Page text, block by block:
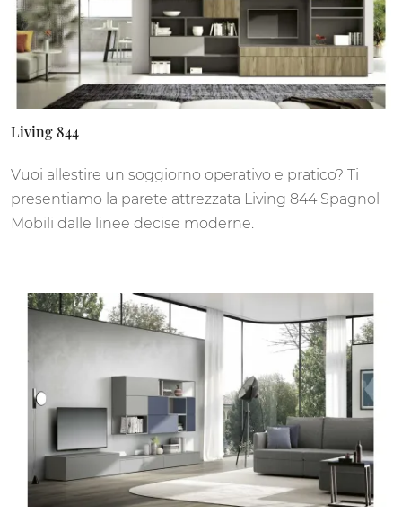
Living 844
Vuoi allestire un soggiorno operativo e pratico? Ti
presentiamo la parete attrezzata Living 844 Spagnol
Mobili dalle linee decise moderne.